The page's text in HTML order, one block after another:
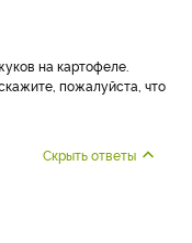
на картофеле.
пожалуйста, что
Скрыть ответы